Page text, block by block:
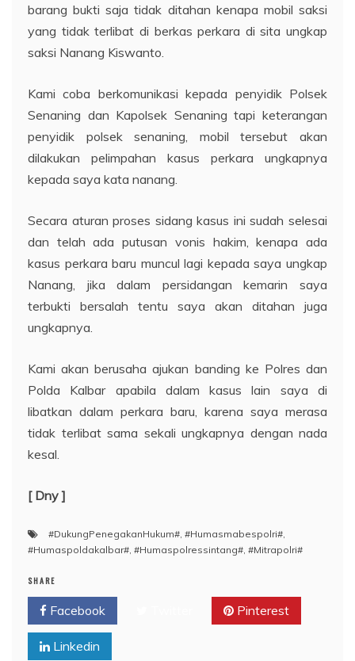
barang bukti saja tidak ditahan kenapa mobil saksi
yang tidak terlibat di berkas perkara di sita ungkap
saksi Nanang Kiswanto.
Kami coba berkomunikasi kepada penyidik Polsek
Senaning dan Kapolsek Senaning tapi keterangan
penyidik polsek senaning, mobil tersebut akan
dilakukan pelimpahan kasus perkara ungkapnya
kepada saya kata nanang.
Secara aturan proses sidang kasus ini sudah selesai
dan telah ada putusan vonis hakim, kenapa ada
kasus perkara baru muncul lagi kepada saya ungkap
Nanang, jika dalam persidangan kemarin saya
terbukti bersalah tentu saya akan ditahan juga
ungkapnya.
Kami akan berusaha ajukan banding ke Polres dan
Polda Kalbar apabila dalam kasus lain saya di
libatkan dalam perkara baru, karena saya merasa
tidak terlibat sama sekali ungkapnya dengan nada
kesal.
[ Dny ]
#DukungPenegakanHukum# #Humasmabespolri#
#Humaspoldakalbar# #Humaspolressintang# #Mitrapolri#
SHARE
Facebook Pinterest
Linkedin